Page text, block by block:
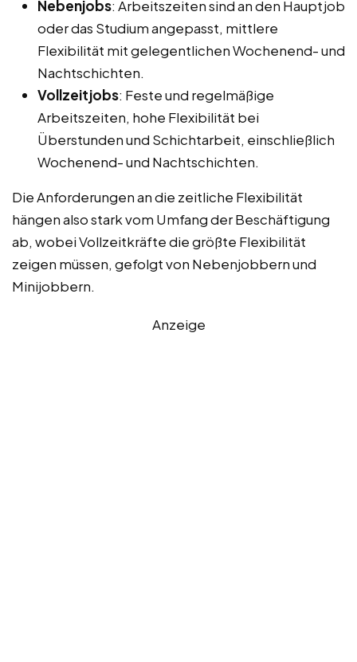
Nebenjobs: Arbeitszeiten sind an den Hauptjob
oder das Studium angepasst, mittlere
Flexibilität mit gelegentlichen Wochenend- und
Nachtschichten.
Vollzeitjobs: Feste und regelmäßige
Arbeitszeiten, hohe Flexibilität bei
Überstunden und Schichtarbeit, einschließlich
Wochenend- und Nachtschichten.
Die Anforderungen an die zeitliche Flexibilität
hängen also stark vom Umfang der Beschäftigung
ab, wobei Vollzeitkräfte die größte Flexibilität
zeigen müssen, gefolgt von Nebenjobbern und
Minijobbern.
Anzeige